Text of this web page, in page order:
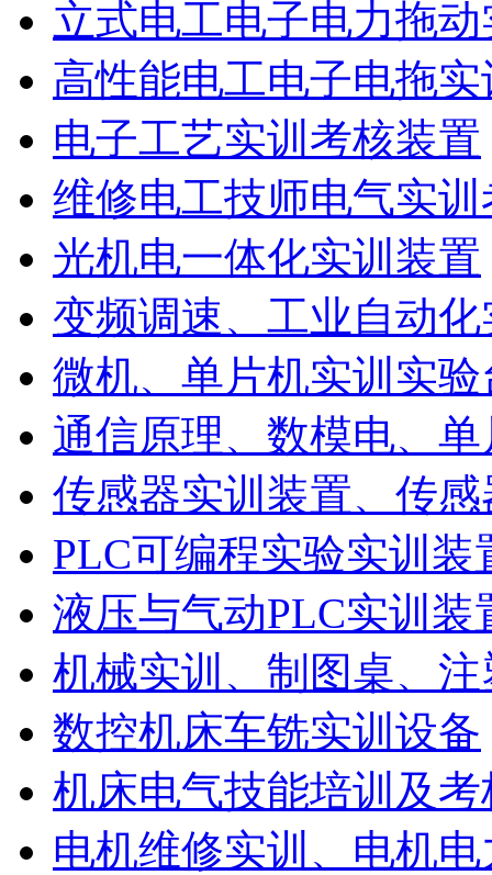
立式电工电子电力拖
高性能电工电子电拖
电子工艺实训考核装置
维修电工技师电气实
光机电一体化实训装置
变频调速、工业自动
微机、单片机实训实验
通信原理、数模电、
传感器实训装置、传
PLC可编程实验实训装
液压与气动PLC实训装
机械实训、制图桌、
数控机床车铣实训设备
机床电气技能培训及
电机维修实训、电机